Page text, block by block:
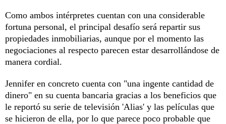
Como ambos intérpretes cuentan con una considerable
fortuna personal, el principal desafío será repartir sus
propiedades inmobiliarias, aunque por el momento las
negociaciones al respecto parecen estar desarrollándose de
manera cordial.
Jennifer en concreto cuenta con "una ingente cantidad de
dinero" en su cuenta bancaria gracias a los beneficios que
le reportó su serie de televisión 'Alias' y las películas que
se hicieron de ella, por lo que parece poco probable que